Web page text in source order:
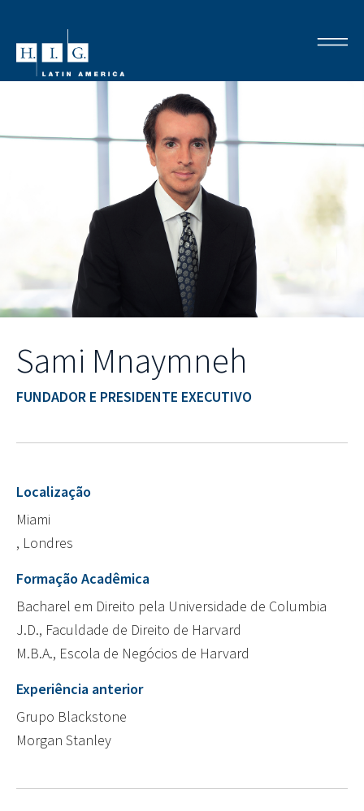
Sami Mnaymneh
FUNDADOR E PRESIDENTE EXECUTIVO
Localização
Miami
, Londres
Formação Acadêmica
Bacharel em Direito pela Universidade de Columbia
J.D., Faculdade de Direito de Harvard
M.B.A., Escola de Negócios de Harvard
Experiência anterior
Grupo Blackstone
Morgan Stanley